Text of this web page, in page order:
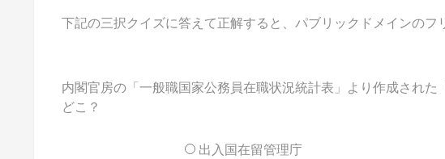
下記の三択クイズに答えて正解すると、パブリックドメインの
内閣官房の「一般職国家公務員在職状況統計表」より作成され
どこ？
出入国在留管理庁